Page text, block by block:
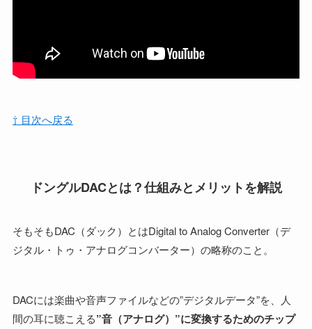
⇧ 目次へ戻る
ドングルDACとは？仕組みとメリットを解説
そもそもDAC（ダック）とはDigital to Analog Converter（デ
ジタル・トゥ・アナログコンバーター）の略称のこと。
DACには楽曲や音声ファイルなどの”デジタルデータ”を、人
間の耳に聴こえる”音（アナログ）”に変換するためのチップ